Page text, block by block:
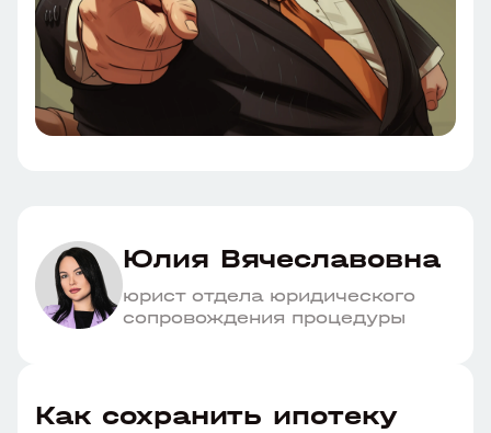
Юлия Вячеславовна
юрист отдела юридического
сопровождения процедуры
Как сохранить ипотеку